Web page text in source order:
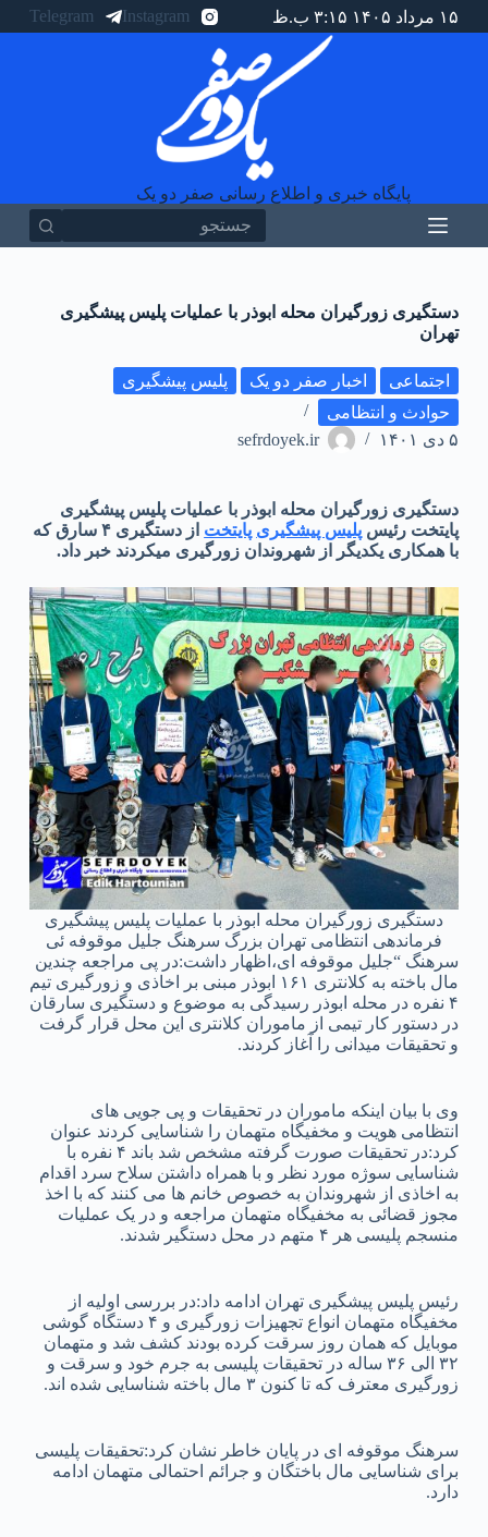
ا
۱۵ مرداد ۱۴۰۵ ۳:۱۵ ب.ظ Instagram
Telegram
پایگاه خبری و اطلاع رسانی صفر دو یک
دستگیری زورگیران محله ابوذر با عملیات پلیس پیشگیری
تهران
اجتماعی اخبار صفر دو یک
پلیس پیشگیری
حوادث و انتظامی
۵ دی ۱۴۰۱
sefrdoyek.ir
دستگیری زورگیران محله ابوذر با عملیات پلیس پیشگیری
پایتخت رئیس پلیس پیشگیری پایتخت
از دستگیری ۴ سارق که
با همکاری یکدیگر از شهروندان زورگیری میکردند خبر داد.
دستگیری زورگیران محله ابوذر با عملیات پلیس پیشگیری
فرماندهی انتظامی تهران بزرگ سرهنگ جلیل موقوفه ئی
سرهنگ “جلیل موقوفه ای،اظهار داشت:در پی مراجعه چندین
مال باخته به کلانتری ۱۶۱ ابوذر مبنی بر اخاذی و زورگیری تیم
۴ نفره در محله ابوذر رسیدگی به موضوع و دستگیری سارقان
در دستور کار تیمی از ماموران کلانتری این محل قرار گرفت
و تحقیقات میدانی را آغاز کردند.
وی با بیان اینکه ماموران در تحقیقات و پی جویی های
انتظامی هویت و مخفیگاه متهمان را شناسایی کردند عنوان
کرد:در تحقیقات صورت گرفته مشخص شد باند ۴ نفره با
شناسایی سوژه مورد نظر و با همراه داشتن سلاح سرد اقدام
به اخاذی از شهروندان به خصوص خانم ها می کنند که با اخذ
مجوز قضائی به مخفیگاه متهمان مراجعه و در یک عملیات
منسجم پلیسی هر ۴ متهم در محل دستگیر شدند.
رئیس پلیس پیشگیری تهران ادامه داد:در بررسی اولیه از
مخفیگاه متهمان انواع تجهیزات زورگیری و ۴ دستگاه گوشی
موبایل که همان روز سرقت کرده بودند کشف شد و متهمان
۳۲ الی ۳۶ ساله در تحقیقات پلیسی به جرم خود و سرقت و
زورگیری معترف که تا کنون ۳ مال باخته شناسایی شده اند.
سرهنگ موقوفه ای در پايان خاطر نشان کرد:تحقیقات پلیسی
برای شناسایی مال باختگان و جرائم احتمالی متهمان ادامه
دارد.